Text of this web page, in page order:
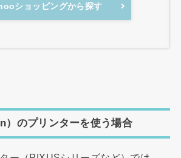
ショッピングから探す
）のプリンターを使う場合